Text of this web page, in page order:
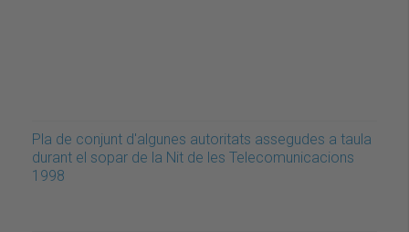
Pla de conjunt d'algunes autoritats assegudes a taula
durant el sopar de la Nit de les Telecomunicacions
1998